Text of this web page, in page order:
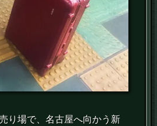
り場で、名古屋へ向かう新